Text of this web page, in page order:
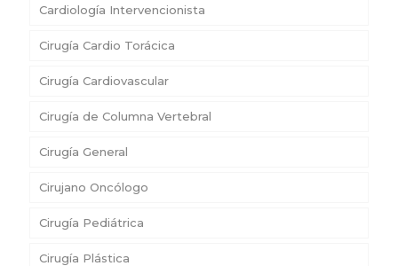
Cardiología Intervencionista
Cirugía Cardio Torácica
Cirugía Cardiovascular
Cirugía de Columna Vertebral
Cirugía General
Cirujano Oncólogo
Cirugía Pediátrica
Cirugía Plástica